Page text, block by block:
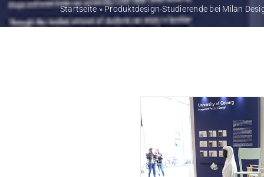
Startseite»Produktdesign-Studierende bei Milan